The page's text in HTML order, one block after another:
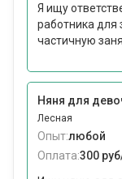
Я ищу
работника для
частичную
Няня для
Лесная
Опыт:любой
Оплата:300